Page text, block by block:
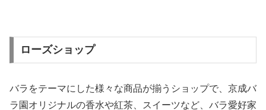
ローズショップ
バラをテーマにした様々な商品が揃うショップで、京成バ
ラ園オリジナルの香水や紅茶、スイーツなど、バラ愛好家